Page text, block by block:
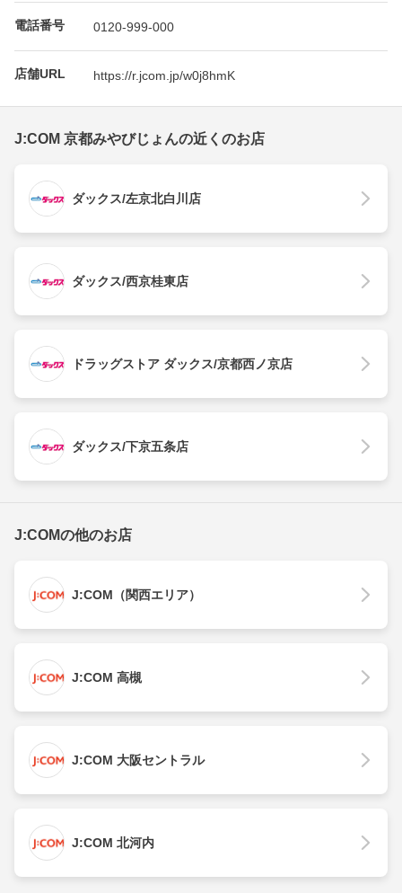
電話番号 0120-999-000
店舗URL https://r.jcom.jp/w0j8hmK
J:COM 京都みやびじょんの近くのお店
ダックス/左京北白川店
ダックス/西京桂東店
ドラッグストア ダックス/京都西ノ京店
ダックス/下京五条店
J:COMの他のお店
J:COM（関西エリア）
J:COM 高槻
J:COM 大阪セントラル
J:COM 北河内